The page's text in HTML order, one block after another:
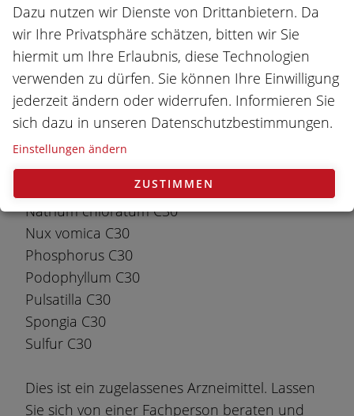
Arsenicum album C30
Belladonna C30
Bryonia C30
Chamomilla C30
China C30
Drosera C30
Euphrasia C30
Gelsemium C30
Ipecacuanha C30
Natrium chloratum C30
Nux vomica C30
Phosphorus C30
Podophyllum C30
Pulsatilla C30
Spongia C30
Sulfur C30
Dies ist ein zugelassenes Arzneimittel. Lassen
Sie sich von einer Fachperson beraten und
Dazu nutzen wir Dienste von Drittanbietern. Da
wir Ihre Privatsphäre schätzen, bitten wir Sie
hiermit um Ihre Erlaubnis, diese Technologien
verwenden zu dürfen. Sie können Ihre Einwilligung
jederzeit ändern oder widerrufen. Informieren Sie
sich dazu in unseren Datenschutzbestimmungen.
Einstellungen ändern
ZUSTIMMEN